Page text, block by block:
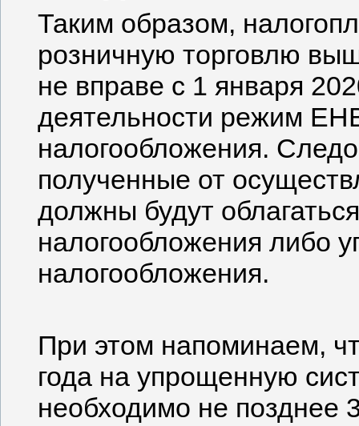
Таким образом,
розничную торговлю
не вправе с 1 января
деятельности режим
налогообложения.
полученные от
должны будут
налогообложения либо
налогообложения.
При этом напоминаем,
года на упрощенную
необходимо не позднее